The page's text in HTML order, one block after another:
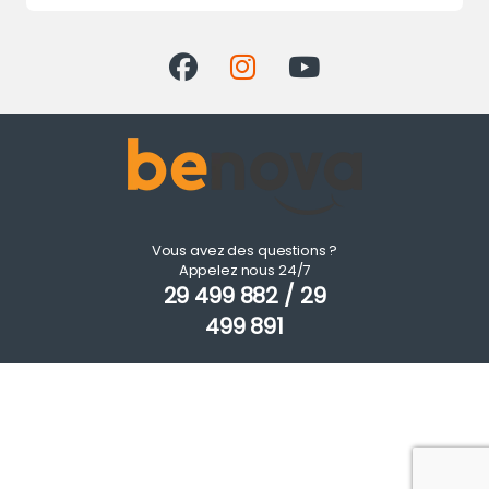
Vous avez des questions ?
Appelez nous 24/7
29 499 882 / 29
499 891